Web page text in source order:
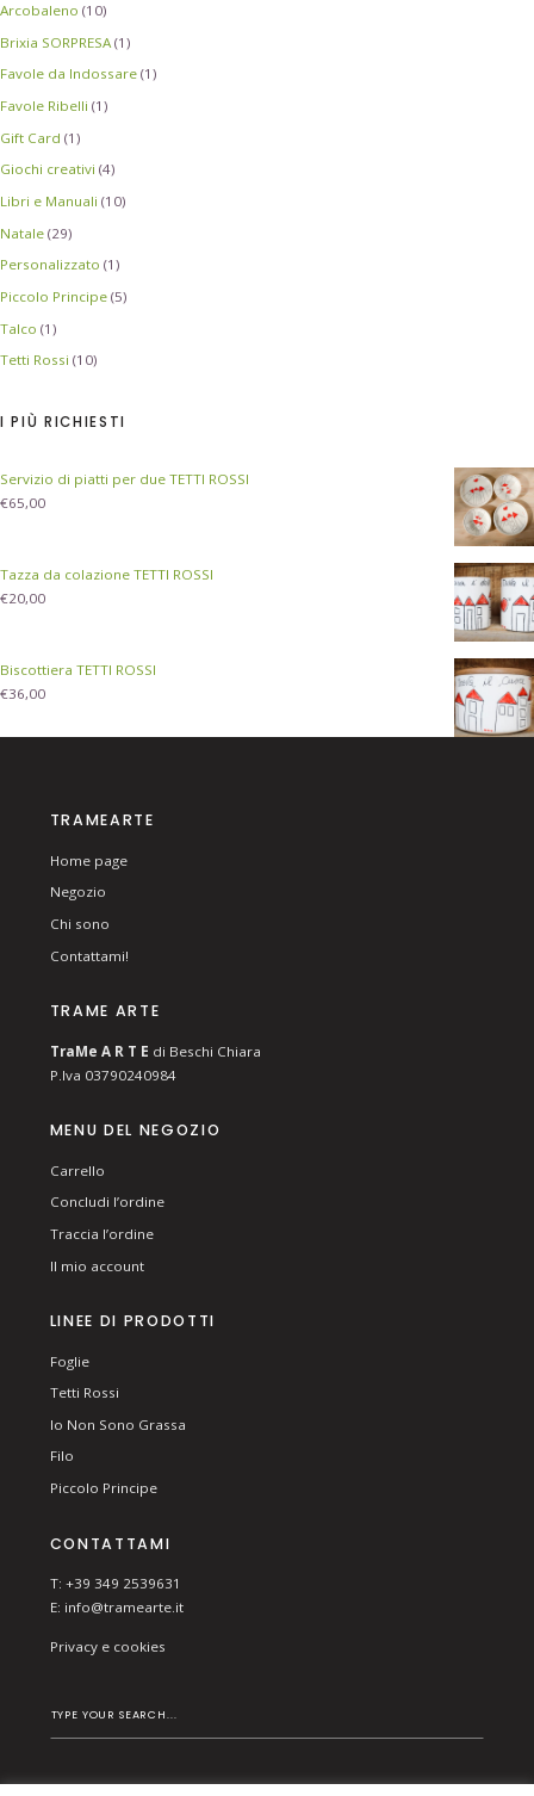
Arcobaleno (10)
Brixia SORPRESA (1)
Favole da Indossare (1)
Favole Ribelli (1)
Gift Card (1)
Giochi creativi (4)
Libri e Manuali (10)
Natale (29)
Personalizzato (1)
Piccolo Principe (5)
Talco (1)
Tetti Rossi (10)
I PIÙ RICHIESTI
Servizio di piatti per due TETTI ROSSI
€65,00
Tazza da colazione TETTI ROSSI
€20,00
Biscottiera TETTI ROSSI
€36,00
TRAMEARTE
Home page
Negozio
Chi sono
Contattami!
TRAME ARTE
TraMe A R T E di Beschi Chiara
P.Iva 03790240984
MENU DEL NEGOZIO
Carrello
Concludi l’ordine
Traccia l’ordine
Il mio account
LINEE DI PRODOTTI
Foglie
Tetti Rossi
Io Non Sono Grassa
Filo
Piccolo Principe
CONTATTAMI
T: +39 349 2539631
E: info@tramearte.it
Privacy e cookies